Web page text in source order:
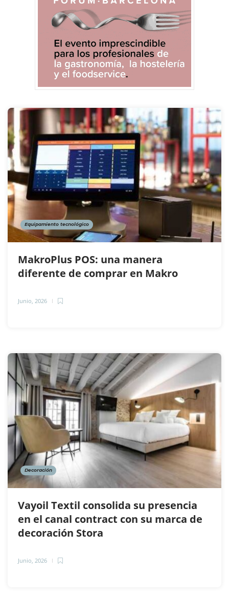
Equipamiento tecnológico
MakroPlus POS: una manera
diferente de comprar en Makro
Junio, 2026
Decoración
Vayoil Textil consolida su presencia
en el canal contract con su marca de
decoración Stora
Junio, 2026